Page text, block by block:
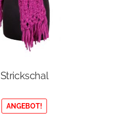
Strickschal
ANGEBOT!